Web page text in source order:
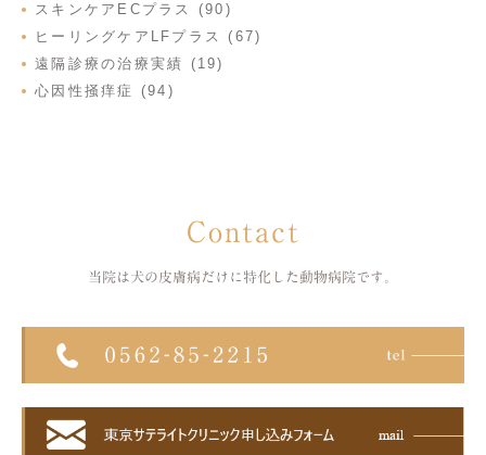
スキンケアECプラス (90)
ヒーリングケアLFプラス (67)
遠隔診療の治療実績 (19)
心因性掻痒症 (94)
Contact
当院は犬の皮膚病だけに特化した 動物病院です。